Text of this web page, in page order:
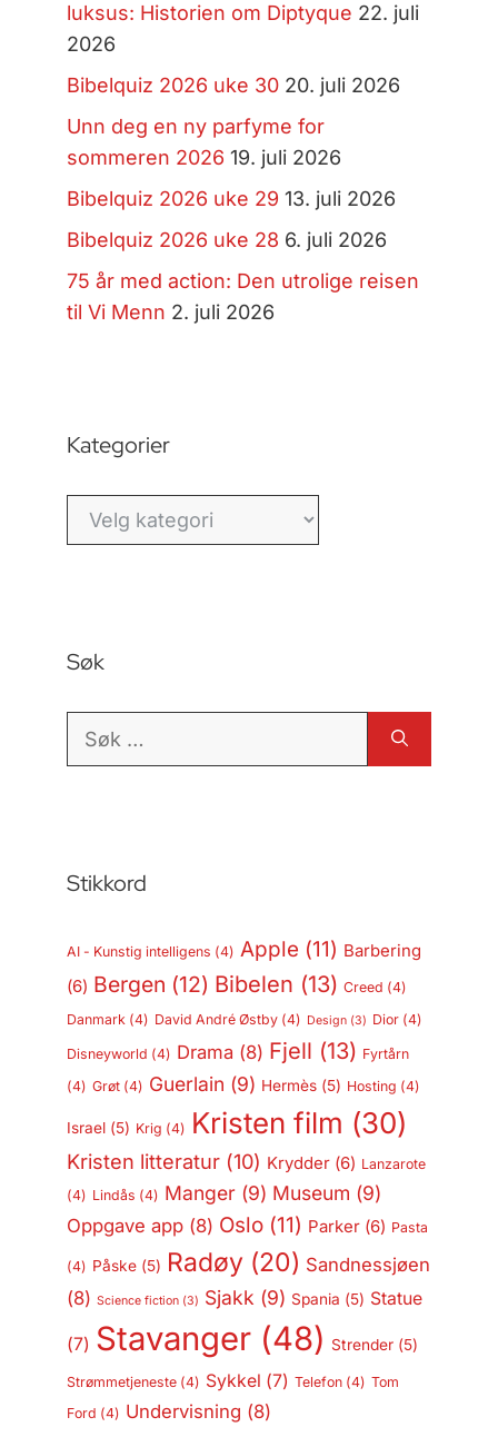
luksus: Historien om Diptyque 22. juli
2026
Bibelquiz 2026 uke 30 20. juli 2026
Unn deg en ny parfyme for
sommeren 2026 19. juli 2026
Bibelquiz 2026 uke 29 13. juli 2026
Bibelquiz 2026 uke 28 6. juli 2026
75 år med action: Den utrolige reisen
til Vi Menn 2. juli 2026
Kategorier
Kategorier
Søk
Søk
Stikkord
AI - Kunstig intelligens (4) Apple (11) Barbering
(6) Bergen (12) Bibelen (13) Creed (4)
Danmark(4) David André Østby(4) Design(3) Dior(4)
Disneyworld (4) Drama (8) Fjell (13) Fyrtårn
(4) Grøt(4) Guerlain (9) Hermès(5) Hosting (4)
Israel(5) Krig (4) Kristen film (30)
Kristen litteratur(10) Krydder(6) Lanzarote
(4) Lindås (4) Manger(9) Museum (9)
Oppgave app(8) Oslo(11) Parker(6) Pasta
(4) Påske(5) Radøy(20) Sandnessjøen
(8) Science fiction(3) Sjakk (9) Spania (5) Statue
(7) Stavanger(48) Strender(5)
Strømmetjeneste(4) Sykkel (7) Telefon(4) Tom
Ford (4) Undervisning (8)